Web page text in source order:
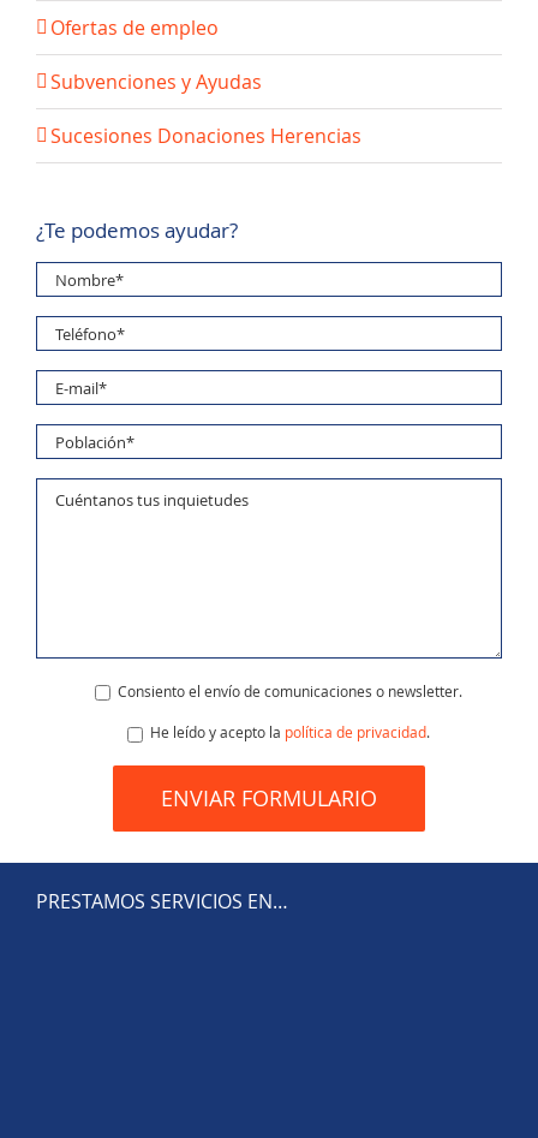
Ofertas de empleo
Subvenciones y Ayudas
Sucesiones Donaciones Herencias
¿Te podemos ayudar?
Consiento el envío de comunicaciones o newsletter.
He leído y acepto la política de privacidad.
PRESTAMOS SERVICIOS EN…